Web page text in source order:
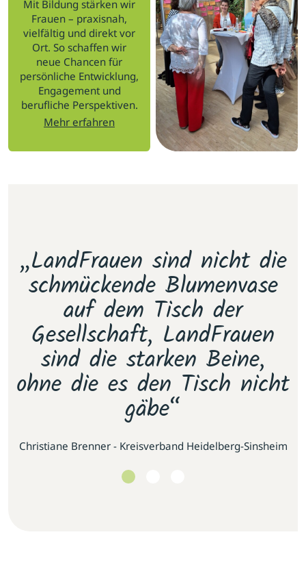
Mit Bildung stärken wir
Frauen – praxisnah,
vielfältig und direkt vor
Ort. So schaffen wir
neue Chancen für
persönliche Entwicklung,
Engagement und
berufliche Perspektiven.
Mehr erfahren
„LandFrauen sind nicht die
schmückende Blumenvase
auf dem Tisch der
Gesellschaft, LandFrauen
sind die starken Beine,
ohne die es den Tisch nicht
gäbe“
Christiane Brenner - Kreisverband Heidelberg-Sinsheim